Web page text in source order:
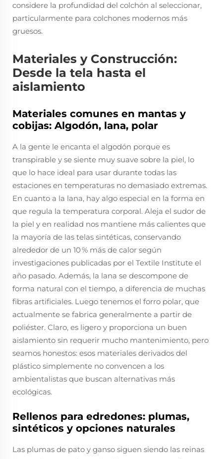
considere la profundidad del colchón al seleccionar,
particularmente para colchones modernos más
gruesos.
Materiales y Construcción:
Desde la tela hasta el
aislamiento
Materiales comunes en mantas y
cobijas: Algodón, lana, polar
A la gente le encanta el algodón porque es
transpirable y se siente muy suave sobre la piel, lo
que lo hace ideal para usar durante todas las
estaciones en temperaturas no demasiado extremas.
En cuanto a la lana, hay algo especial en la forma en
que regula la temperatura corporal. Aleja el sudor de
la piel y en realidad nos mantiene más calientes que
la mayoría de las telas sintéticas, conservando
alrededor de un 10 % más de calor según
investigaciones publicadas por el Textile Institute el
año pasado. Además, la lana se descompone de
forma natural con el tiempo, a diferencia de muchas
fibras artificiales. Luego tenemos el forro polar, que
actualmente se fabrica generalmente a partir de
poliéster. Claro, es ligero y proporciona un buen
aislamiento sin requerir mucho mantenimiento, pero
seamos honestos: esos materiales derivados del
plástico simplemente no convencen a los
ambientalistas que buscan alternativas más
ecológicas.
Rellenos para edredones: plumas,
sintéticos y opciones naturales
Las plumas de pato y ganso siguen siendo las reinas